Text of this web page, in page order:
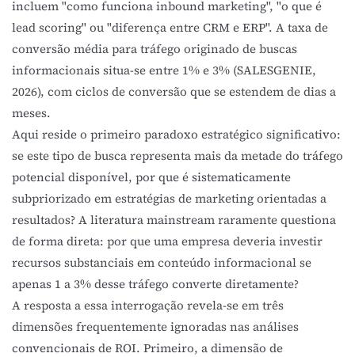
incluem "como funciona inbound marketing", "o que é
lead scoring" ou "diferença entre CRM e ERP". A taxa de
conversão média para tráfego originado de buscas
informacionais situa-se entre 1% e 3% (SALESGENIE,
2026), com ciclos de conversão que se estendem de dias a
meses.
Aqui reside o primeiro paradoxo estratégico significativo:
se este tipo de busca representa mais da metade do tráfego
potencial disponível, por que é sistematicamente
subpriorizado em estratégias de marketing orientadas a
resultados? A literatura mainstream raramente questiona
de forma direta: por que uma empresa deveria investir
recursos substanciais em conteúdo informacional se
apenas 1 a 3% desse tráfego converte diretamente?
A resposta a essa interrogação revela-se em três
dimensões frequentemente ignoradas nas análises
convencionais de ROI. Primeiro, a dimensão de